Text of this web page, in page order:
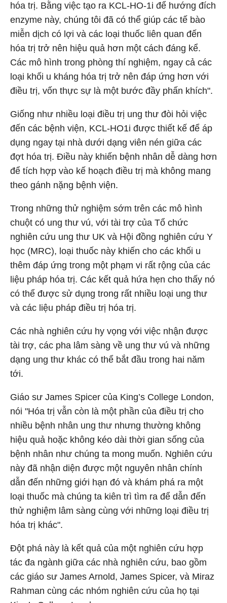
hóa trị. Bằng việc tạo ra KCL-HO-1i để hướng đích
enzyme này, chúng tôi đã có thể giúp các tế bào
miễn dịch có lợi và các loại thuốc liên quan đến
hóa trị trở nên hiệu quả hơn một cách đáng kể.
Các mô hình trong phòng thí nghiệm, ngay cả các
loại khối u kháng hóa trị trở nên đáp ứng hơn với
điều trị, vốn thực sự là một bước đầy phấn khích".
Giống như nhiều loại điều trị ung thư đòi hỏi việc
đến các bệnh viện, KCL-HO1i được thiết kế để áp
dụng ngay tại nhà dưới dạng viên nén giữa các
đợt hóa trị. Điều này khiến bệnh nhân dễ dàng hơn
để tích hợp vào kế hoạch điều trị mà không mang
theo gánh nặng bệnh viện.
Trong những thử nghiệm sớm trên các mô hình
chuột có ung thư vú, với tài trợ của Tổ chức
nghiên cứu ung thư UK và Hội đồng nghiên cứu Y
học (MRC), loại thuốc này khiến cho các khối u
thêm đáp ứng trong một phạm vi rất rộng của các
liệu pháp hóa trị. Các kết quả hứa hẹn cho thấy nó
có thể được sử dụng trong rất nhiều loại ung thư
và các liệu pháp điều trị hóa trị.
Các nhà nghiên cứu hy vọng với việc nhận được
tài trợ, các pha lâm sàng về ung thư vú và những
dạng ung thư khác có thể bắt đầu trong hai năm
tới.
Giáo sư James Spicer của King’s College London,
nói "Hóa trị vẫn còn là một phần của điều trị cho
nhiều bệnh nhân ung thư nhưng thường không
hiệu quả hoặc không kéo dài thời gian sống của
bệnh nhân như chúng ta mong muốn. Nghiên cứu
này đã nhận diện được một nguyên nhân chính
dẫn đến những giới hạn đó và khám phá ra một
loại thuốc mà chúng ta kiên trì tìm ra để dẫn đến
thử nghiệm lâm sàng cùng với những loại điều trị
hóa trị khác".
Đột phá này là kết quả của một nghiên cứu hợp
tác đa ngành giữa các nhà nghiên cứu, bao gồm
các giáo sư James Arnold, James Spicer, và Miraz
Rahman cùng các nhóm nghiên cứu của họ tại